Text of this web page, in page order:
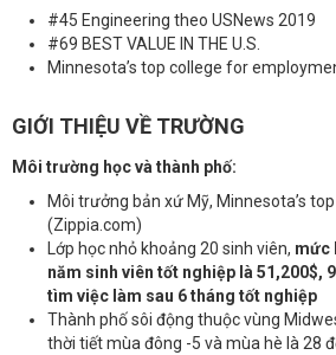
#45 Engineering theo USNews 2019
#69 BEST VALUE IN THE U.S.
Minnesota’s top college for
GIỚI THIỆU VỀ TRƯỜNG
Môi trường học và thành phố:
Môi trưởng bản xứ Mỹ, Minnesota’s
(Zippia.com)
Lớp học nhỏ khoảng 20 sinh viên, mức
năm sinh viên tốt nghiệp là 51,200$,
tìm việc làm sau 6 tháng tốt nghiệp
Thành phố sôi động thuộc vùng
thời tiết mùa đông -5 và mùa hè là 28